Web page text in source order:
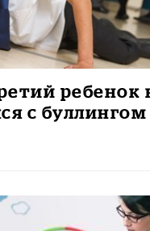
ребенок
с буллингом